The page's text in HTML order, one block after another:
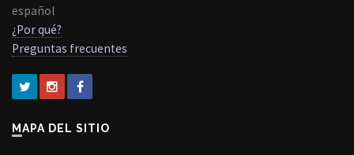
español
¿Por qué?
Preguntas frecuentes
MAPA DEL SITIO